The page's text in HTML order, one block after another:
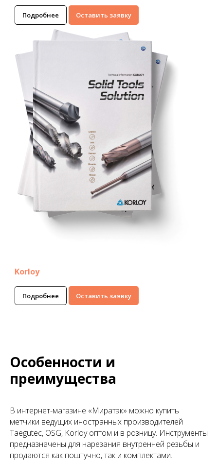
Подробнее Оставить заявку
Korloy
Подробнее Оставить заявку
Особенности и
преимущества
В интернет-магазине «Миратэк» можно купить
метчики ведущих иностранных производителей
Taegutec, OSG, Korloy оптом и в розницу. Инструменты
предназначены для нарезания внутренней резьбы и
продаются как поштучно, так и комплектами.